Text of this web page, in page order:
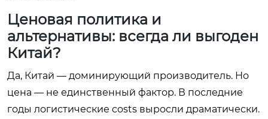
Ценовая политика и
альтернативы: всегда ли выгоден
Китай?
Да, Китай — доминирующий производитель. Но
цена — не единственный фактор. В последние
годы логистические costs выросли драматически.